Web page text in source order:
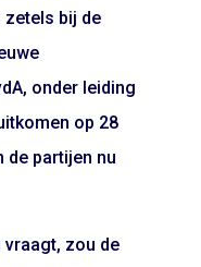
zetels bij de
onder leiding
op 28
de partijen nu
vraagt, zou de